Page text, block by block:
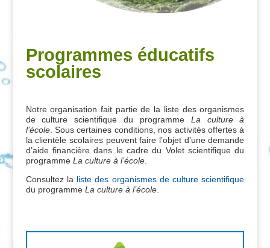
Programmes éducatifs
scolaires
Notre organisation fait partie de la liste des organismes
de culture scientifique du programmeLa culture à
l’école. Sous certaines conditions, nos activités offertes à
la clientèle scolaires peuvent faire l’objet d’une demande
d’aide financière dans le cadre du Volet scientifique du
programme La culture à l’école.
Consultez la liste des organismes de culture scientifique
du programme La culture à l’école.